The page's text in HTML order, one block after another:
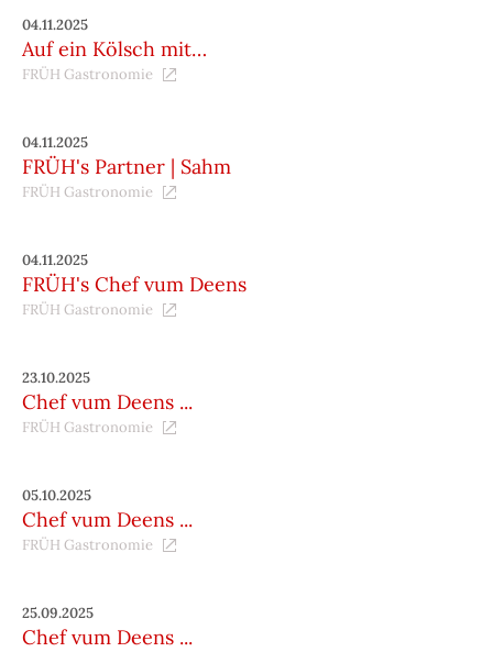
04.11.2025
Auf ein Kölsch mit…
FRÜH Gastronomie
04.11.2025
FRÜH's Partner | Sahm
FRÜH Gastronomie
04.11.2025
FRÜH's Chef vum Deens
FRÜH Gastronomie
23.10.2025
Chef vum Deens ...
FRÜH Gastronomie
05.10.2025
Chef vum Deens ...
FRÜH Gastronomie
25.09.2025
Chef vum Deens ...